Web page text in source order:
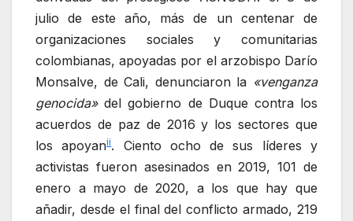
julio de este año, más de un centenar de
organizaciones sociales y comunitarias
colombianas, apoyadas por el arzobispo Darío
Monsalve, de Cali, denunciaron la «venganza
genocida»del gobierno de Duque contra los
acuerdos de paz de 2016 y los sectores que
los apoyanii. Ciento ocho de sus líderes y
activistas fueron asesinados en 2019, 101 de
enero a mayo de 2020, a los que hay que
añadir, desde el final del conflicto armado, 219